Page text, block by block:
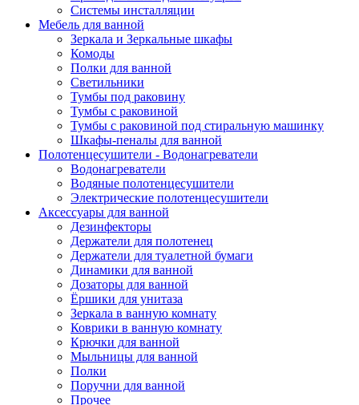
Системы инсталляции
Мебель для ванной
Зеркала и Зеркальные шкафы
Комоды
Полки для ванной
Светильники
Тумбы под раковину
Тумбы с раковиной
Тумбы с раковиной под стиральную машинку
Шкафы-пеналы для ванной
Полотенцесушители - Водонагреватели
Водонагреватели
Водяные полотенцесушители
Электрические полотенцесушители
Аксессуары для ванной
Дезинфекторы
Держатели для полотенец
Держатели для туалетной бумаги
Динамики для ванной
Дозаторы для ванной
Ёршики для унитаза
Зеркала в ванную комнату
Коврики в ванную комнату
Крючки для ванной
Мыльницы для ванной
Полки
Поручни для ванной
Прочее